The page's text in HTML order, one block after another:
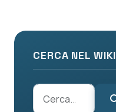
CERCA NEL WIKI